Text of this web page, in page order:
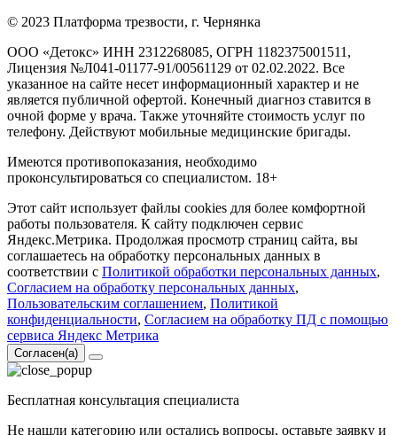
© 2023 Платформа трезвости, г. Чернянка
ООО «Детокс» ИНН 2312268085, ОГРН 1182375001511,
Лицензия №Л041-01177-91/00561129 от 02.02.2022. Все
указанное на сайте несет информационный характер и не
является публичной офертой. Конечный диагноз ставится в
очной форме у врача. Также уточняйте стоимость услуг по
телефону. Действуют мобильные медицинские бригады.
Имеются противопоказания, необходимо
проконсультироваться со специалистом. 18+
Этот сайт использует файлы cookies для более комфортной
работы пользователя. К сайту подключен сервис
Яндекс.Метрика. Продолжая просмотр страниц сайта, вы
соглашаетесь на обработку персональных данных в
соответствии с Политикой обработки персональных данных,
Согласием на обработку персональных данных,
Пользовательским соглашением, Политикой
конфиденциальности, Согласием на обработку ПД с помощью
сервиса Яндекс Метрика
Согласен(а)
Бесплатная консультация специалиста
Не нашли категорию или остались вопросы, оставьте заявку и